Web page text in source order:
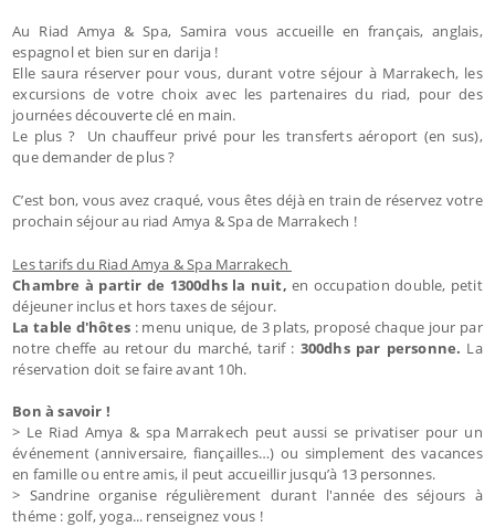
Au Riad Amya & Spa, Samira vous accueille en français, anglais,
espagnol et bien sur en darija !
Elle saura réserver pour vous, durant votre séjour à Marrakech, les
excursions de votre choix avec les partenaires du riad, pour des
journées découverte clé en main.
Le plus ? Un chauffeur privé pour les transferts aéroport (en sus),
que demander de plus ?
C’est bon, vous avez craqué, vous êtes déjà en train de réservez votre
prochain séjour au riad Amya & Spa de Marrakech !
Les tarifs du Riad Amya & Spa Marrakech
Chambre à partir de 1300dhs la nuit, en occupation double, petit
déjeuner inclus et hors taxes de séjour.
La table d'hôtes : menu unique, de 3 plats, proposé chaque jour par
notre cheffe au retour du marché, tarif : 300dhs par personne. La
réservation doit se faire avant 10h.
Bon à savoir !
> Le Riad Amya & spa Marrakech peut aussi se privatiser pour un
événement (anniversaire, fiançailles…) ou simplement des vacances
en famille ou entre amis, il peut accueillir jusqu’à 13 personnes.
> Sandrine organise régulièrement durant l'année des séjours à
théme : golf, yoga... renseignez vous !